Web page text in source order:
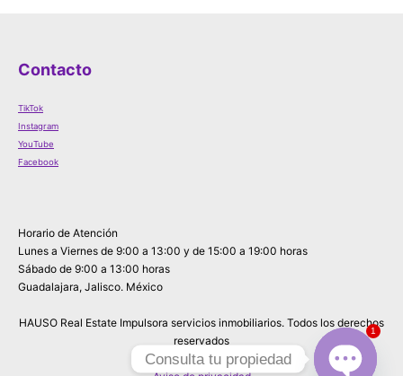
Contacto
TikTok
Instagram
YouTube
Facebook
Horario de Atención
Lunes a Viernes de 9:00 a 13:00 y de 15:00 a 19:00 horas
Sábado de 9:00 a 13:00 horas
Guadalajara, Jalisco. México
HAUSO Real Estate Impulsora servicios inmobiliarios. Todos los derechos
reservados
Consulta tu propiedad
1